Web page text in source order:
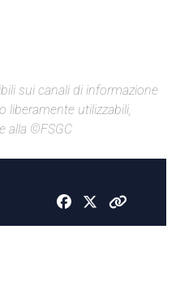
sui canali di informazione
liberamente utilizzabili,
alla ©FSGC